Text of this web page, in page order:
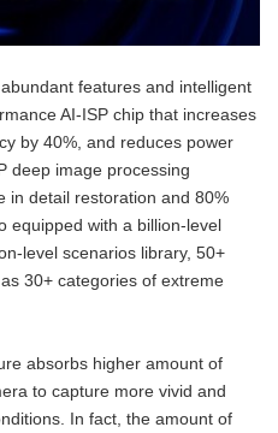
features and intelligent
AI-ISP chip that increases
by 40%, and reduces power
deep image processing
in detail restoration and 80%
equipped with a billion-level
level scenarios library, 50+
30+ categories of extreme
absorbs higher amount of
to capture more vivid and
In fact, the amount of